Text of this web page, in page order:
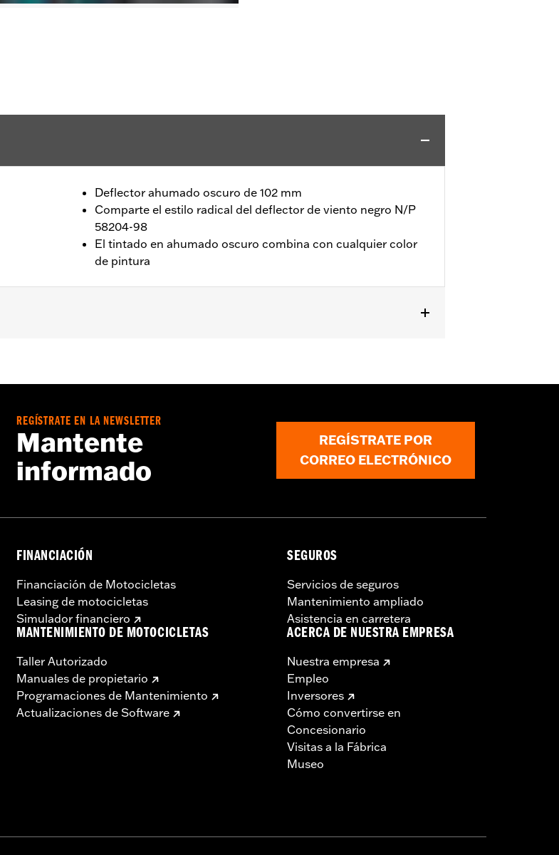
Deflector ahumado oscuro de 102 mm
Comparte el estilo radical del deflector de viento negro N/P
58204-98
El tintado en ahumado oscuro combina con cualquier color
de pintura
Pulgadas
REGÍSTRATE EN LA NEWSLETTER
Mantente
informado
REGÍSTRATE POR
CORREO ELECTRÓNICO
FINANCIACIÓN
Financiación de Motocicletas
Leasing de motocicletas
Simulador financiero
MANTENIMIENTO DE MOTOCICLETAS
Taller Autorizado
Manuales de propietario
Programaciones de Mantenimiento
Actualizaciones de Software
SEGUROS
Servicios de seguros
Mantenimiento ampliado
Asistencia en carretera
ACERCA DE NUESTRA EMPRESA
Nuestra empresa
Empleo
Inversores
Cómo convertirse en
Concesionario
Visitas a la Fábrica
Museo